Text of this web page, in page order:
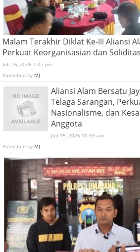
Malam Terakhir Diklat Ke-III Aliansi
Perkuat Keorganisasian dan
Juli 16, 2026 1:07 pm
Published by MJ
Aliansi Alam Bersatu
Telaga Sarangan,
Nasionalisme, dan
Anggota
Juli 15, 2026 10:33 am
Published by MJ